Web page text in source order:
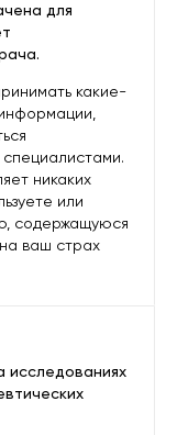
исследованиях
для
какие-
никаких
или
содержащуюся
ваш страх